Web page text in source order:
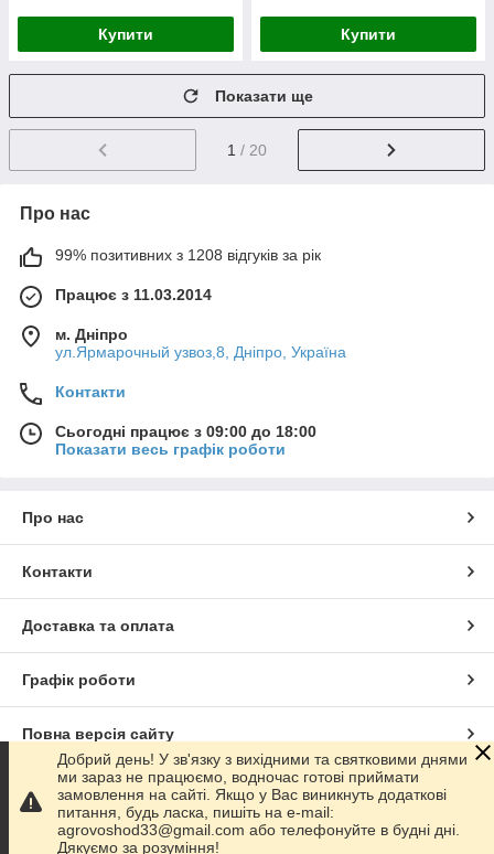
Купити Купити
Показати ще
1 / 20
Про нас
99% позитивних з 1208 відгуків за рік
Працює з 11.03.2014
м. Дніпро
ул.Ярмарочный узвоз,8, Дніпро, Україна
Контакти
Сьогодні працює з 09:00 до 18:00
Показати весь графік роботи
Про нас
Контакти
Доставка та оплата
Графік роботи
Повна версія сайту
Сайт створено на маркетплейсіProm.ua
Політика конфіденційності
Добрий день! У зв'язку з вихідними та святковими днями
ми зараз не працюємо, водночас готові приймати
замовлення на сайті. Якщо у Вас виникнуть додаткові
питання, будь ласка, пишіть на e-mail:
agrovoshod33@gmail.com або телефонуйте в будні дні.
Дякуємо за розуміння!